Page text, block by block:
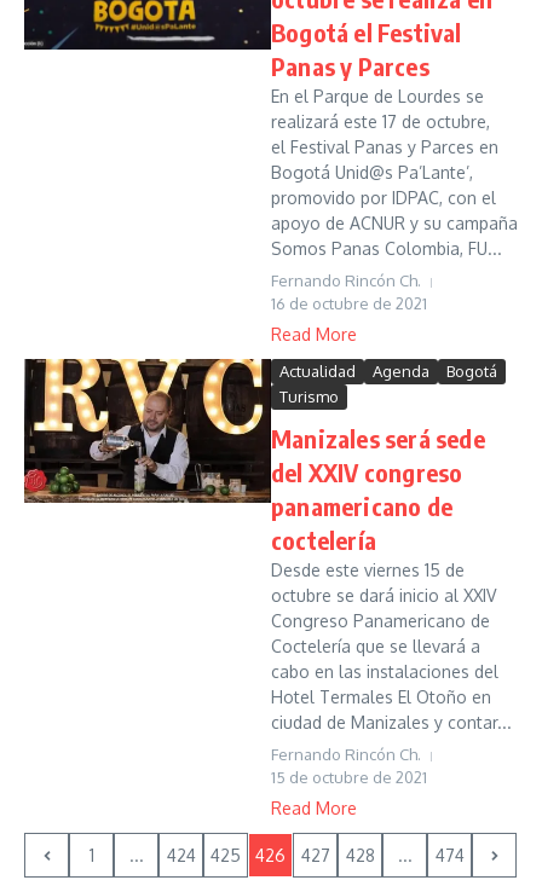
Bogotá el Festival
Panas y Parces
En el Parque de Lourdes se
realizará este 17 de octubre,
el Festival Panas y Parces en
Bogotá Unid@s Pa’Lante’,
promovido por IDPAC, con el
apoyo de ACNUR y su campaña
Somos Panas Colombia, FU...
Fernando Rincón Ch.
16 de octubre de 2021
Read More
Actualidad Agenda
Bogotá
Turismo
Manizales será sede
del XXIV congreso
panamericano de
coctelería
Desde este viernes 15 de
octubre se dará inicio al XXIV
Congreso Panamericano de
Coctelería que se llevará a
cabo en las instalaciones del
Hotel Termales El Otoño en
ciudad de Manizales y contar...
Fernando Rincón Ch.
15 de octubre de 2021
Read More
1 ... 424 425 426 427 428 ... 474